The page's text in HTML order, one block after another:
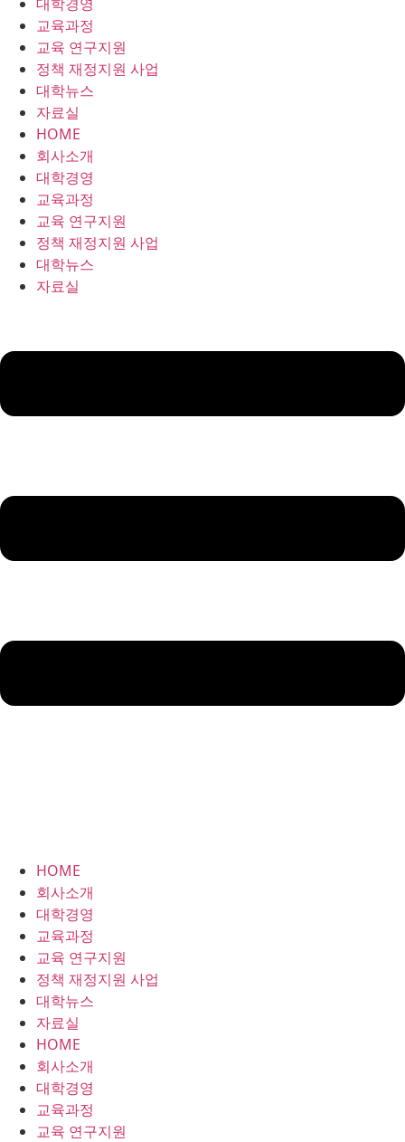
교육과정
교육 연구지원
정책 재정지원 사업
대학뉴스
자료실
HOME
회사소개
대학경영
교육과정
교육 연구지원
정책 재정지원 사업
대학뉴스
자료실
HOME
회사소개
대학경영
교육과정
교육 연구지원
정책 재정지원 사업
대학뉴스
자료실
HOME
회사소개
대학경영
교육과정
교육 연구지원